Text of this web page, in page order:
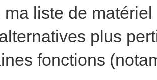
ma liste de matériel
plus
fonctions